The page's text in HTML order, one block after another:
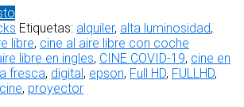
Etiquetas: alquiler, alta luminosidad,
libre, cine al aire libre con coche
libre en ingles, CINE COVID-19, cine en
fresca, digital, epson, Full HD, FULLHD,
, proyector